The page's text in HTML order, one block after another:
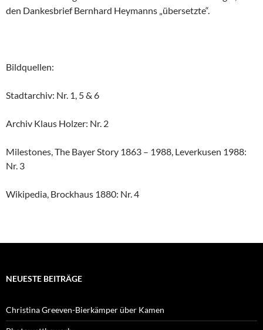
den Dankesbrief Bernhard Heymanns „übersetzte“.
Bildquellen:
Stadtarchiv: Nr. 1, 5 & 6
Archiv Klaus Holzer: Nr. 2
Milestones, The Bayer Story 1863 – 1988, Leverkusen 1988:
Nr. 3
Wikipedia, Brockhaus 1880: Nr. 4
NEUESTE BEITRÄGE
Christina Greeven-Bierkämper über Kamen